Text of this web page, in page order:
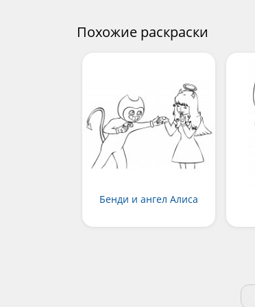
Похожие раскраски
Бенди и ангел Алиса